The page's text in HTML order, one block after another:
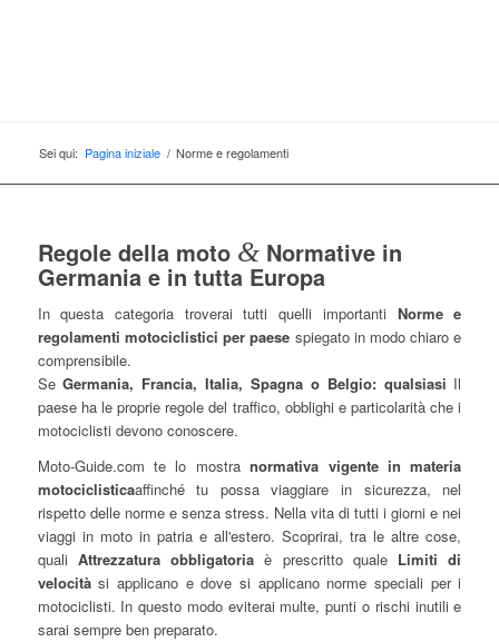
Sei qui: Pagina iniziale / Norme e regolamenti
Regole della moto &Normative in
Germania e in tutta Europa
In questa categoria troverai tutti quelli importanti Norme e
regolamenti motociclistici per paese spiegato in modo chiaro e
comprensibile.
SeGermania, Francia, Italia, Spagna o Belgio: qualsiasi Il
paese ha le proprie regole del traffico, obblighi e particolarità che i
motociclisti devono conoscere.
Moto-Guide.com te lo mostranormativa vigente in materia
motociclisticaaffinché tu possa viaggiare in sicurezza, nel
rispetto delle norme e senza stress. Nella vita di tutti i giorni e nei
viaggi in moto in patria e all'estero. Scoprirai, tra le altre cose,
quali Attrezzatura obbligatoria è prescritto quale Limiti di
velocitàsi applicano e dove si applicano norme speciali per i
motociclisti. In questo modo eviterai multe, punti o rischi inutili e
sarai sempre ben preparato.